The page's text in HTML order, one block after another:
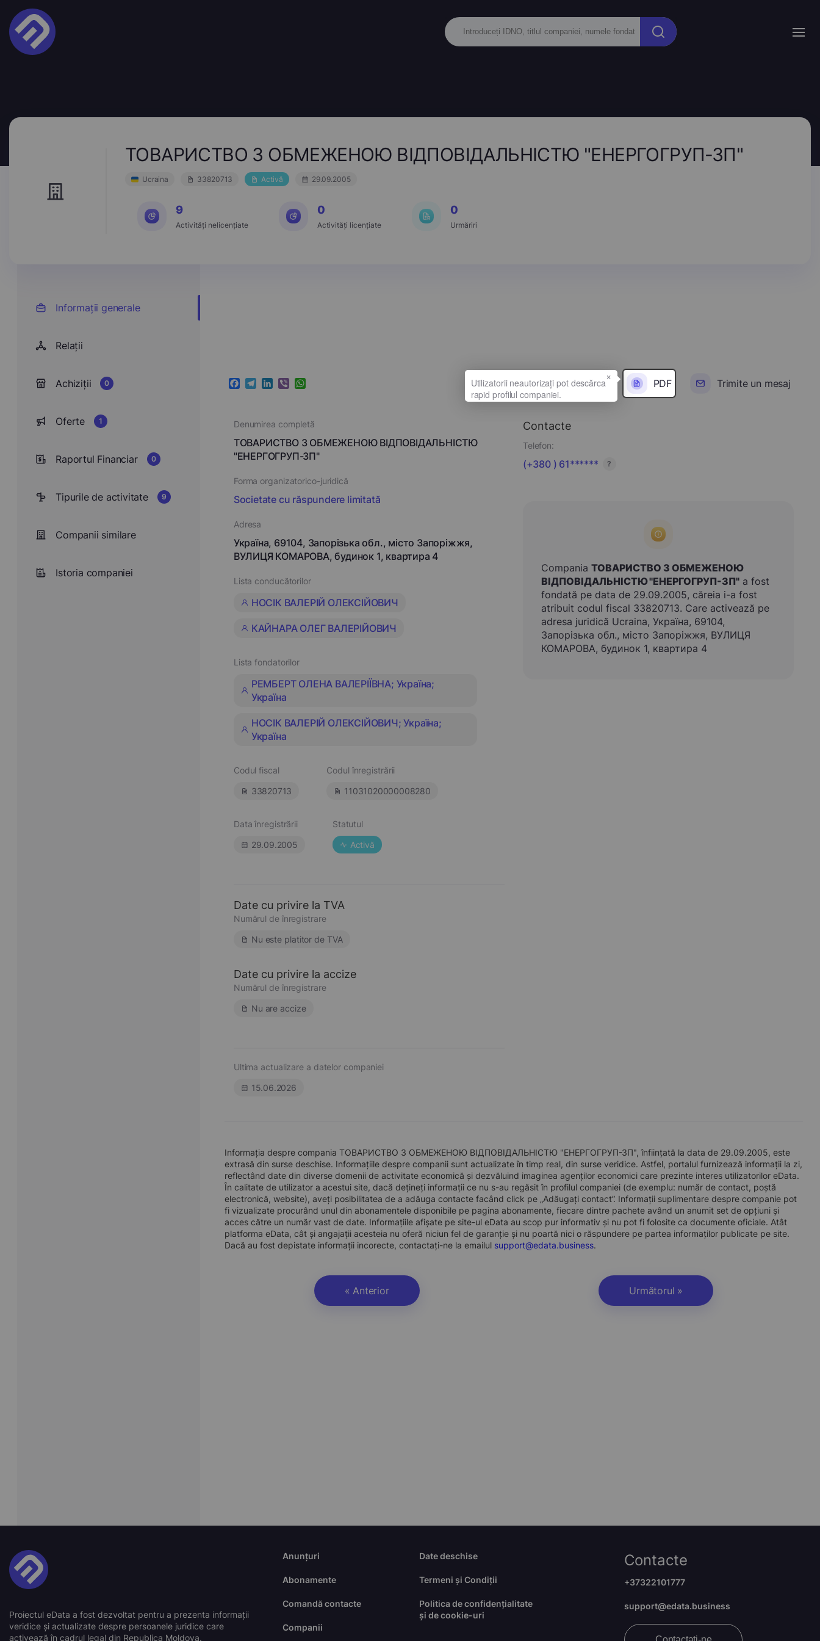
ТОВАРИСТВО З ОБМЕЖЕНОЮ ВІДПОВІДАЛЬНІСТЮ "ЕНЕРГОГРУП-ЗП"
Ucraina 33820713 Activă 29.09.2005
9
Activități nelicențiate
0
Activități licențiate
0
Urmăriri
Informații generale
Relații
Achiziții 0
Oferte 1
Raportul Financiar 0
Tipurile de activitate 9
Companii similare
Istoria companiei
Facebook
Telegram
LinkedIn
ViberWhatsApp PDF Trimite un mesaj
Denumirea completă
ТОВАРИСТВО З ОБМЕЖЕНОЮ ВІДПОВІДАЛЬНІСТЮ
"ЕНЕРГОГРУП-ЗП"
Forma organizatorico-juridică
Societate cu răspundere limitată
Adresa
Україна, 69104, Запорізька обл., місто Запоріжжя,
ВУЛИЦЯ КОМАРОВА, будинок 1, квартира 4
Lista conducătorilor
НОСІК ВАЛЕРІЙ ОЛЕКСІЙОВИЧ
КАЙНАРА ОЛЕГ ВАЛЕРІЙОВИЧ
Lista fondatorilor
РЕМБЕРТ ОЛЕНА ВАЛЕРІЇВНА; Україна;
Україна
НОСІК ВАЛЕРІЙ ОЛЕКСІЙОВИЧ; Україна;
Україна
Codul fiscal
33820713
Codul înregistrării
11031020000008280
Data înregistrării
29.09.2005
Statutul
Activă
Date cu privire la TVA
Numărul de înregistrare
Nu este platitor de TVA
Date cu privire la accize
Numărul de înregistrare
Nu are accize
Ultima actualizare a datelor companiei
15.06.2026
Contacte
Telefon:
(+380 ) 61****** ?
Compania ТОВАРИСТВО З ОБМЕЖЕНОЮ
ВІДПОВІДАЛЬНІСТЮ "ЕНЕРГОГРУП-ЗП"a fost
fondată pe data de 29.09.2005, căreia i-a fost
atribuit codul fiscal 33820713. Care activează pe
adresa juridică Ucraina, Україна, 69104,
Запорізька обл., місто Запоріжжя, ВУЛИЦЯ
КОМАРОВА, будинок 1, квартира 4
Informația despre compania ТОВАРИСТВО З ОБМЕЖЕНОЮ ВІДПОВІДАЛЬНІСТЮ "ЕНЕРГОГРУП-ЗП", înființată la data de 29.09.2005, este
extrasă din surse deschise. Informațiile despre companii sunt actualizate în timp real, din surse veridice. Astfel, portalul furnizează informații la zi,
reflectând date din diverse domenii de activitate economică și dezvăluind imaginea agenților economici care prezinte interes utilizatorilor eData.
În calitate de utilizator a acestui site, dacă dețineți informații ce nu s-au regăsit în profilul companiei (de exemplu: număr de contact, poștă
electronică, website), aveți posibilitatea de a adăuga contacte facând click pe „Adăugați contact”. Informații suplimentare despre companie pot
fi vizualizate procurând unul din abonamentele disponibile pe pagina abonamente, fiecare dintre pachete având un anumit set de opțiuni și
acces către un număr vast de date. Informațiile afișate pe site-ul eData au scop pur informativ și nu pot fi folosite ca documente oficiale. Atât
platforma eData, cât și angajații acesteia nu oferă niciun fel de garanție și nu poartă nici o răspundere pe partea informaților publicate pe site.
Dacă au fost depistate informații incorecte, contactați-ne la emailul support@edata.business.
« Anterior Următorul »
Proiectul eData a fost dezvoltat pentru a prezenta informații
veridice și actualizate despre persoanele juridice care
activează în cadrul legal din Republica Moldova.
Anunțuri
Abonamente
Comandă contacte
Companii
Date deschise
Termeni și Condiții
Politica de confidențialitate
și de cookie-uri
Contacte
+37322101777
support@edata.business
×